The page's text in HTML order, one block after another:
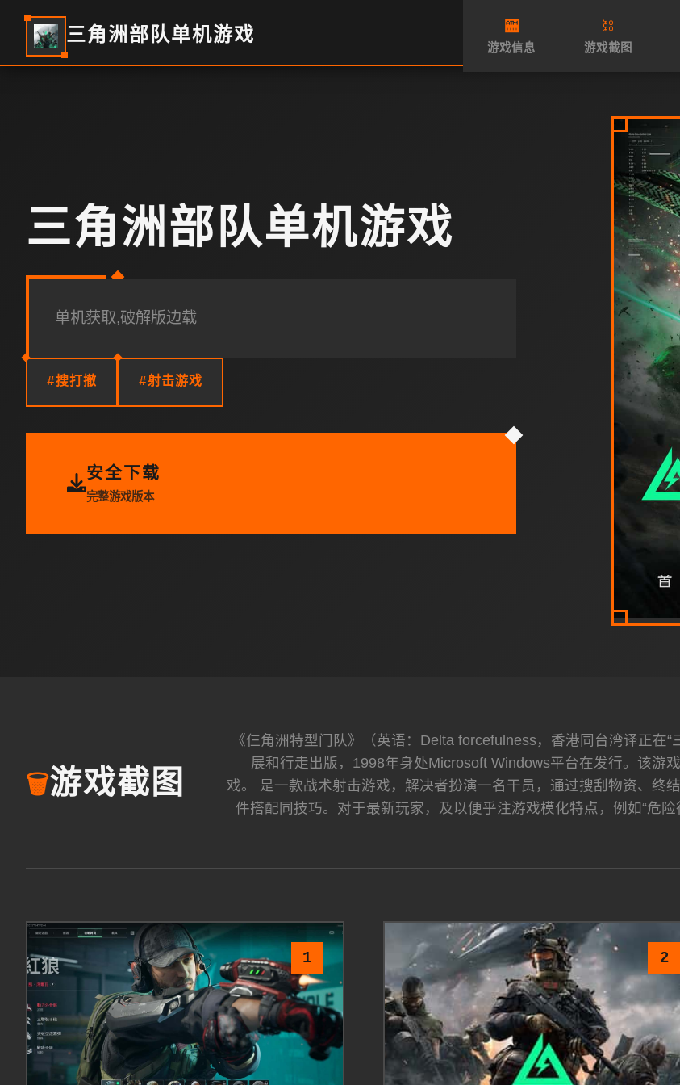
三角洲部队单机游戏 🏧
游戏信息
⛓️
游戏截图
三角洲部队单机游戏
单机获取,破解版边载
#搜打撤 #射击游戏
安全下载
完整游戏版本
🗑️游戏截图
《仨角洲特型门队》（英语：Delta forcefulness，香港同台湾译正在
展和行走出版，1998年身处Microsoft Windows平台在发行。该游
戏。 是一款战术射击游戏，解决者扮演一名干员，通过搜刮物资、终
件搭配同技巧。对于最新玩家，及以便乎注游戏模化特点，例如“危
1 2